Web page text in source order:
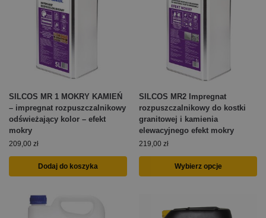
SILCOS MR 1 MOKRY KAMIEŃ
– impregnat rozpuszczalnikowy
odświeżający kolor – efekt
mokry
209,00 zł
Dodaj do koszyka
SILCOS MR2 Impregnat
rozpuszczalnikowy do kostki
granitowej i kamienia
elewacyjnego efekt mokry
219,00 zł
Wybierz opcje